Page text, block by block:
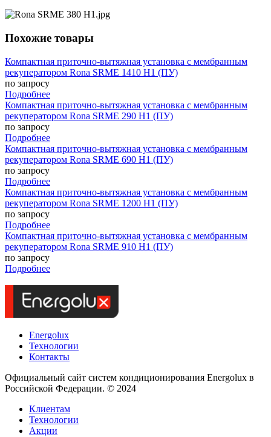
Похожие товары
Компактная приточно-вытяжная установка с мембранным
рекуператором Rona SRME 1410 H1 (ПУ)
по запросу
Подробнее
Компактная приточно-вытяжная установка с мембранным
рекуператором Rona SRME 290 H1 (ПУ)
по запросу
Подробнее
Компактная приточно-вытяжная установка с мембранным
рекуператором Rona SRME 690 H1 (ПУ)
по запросу
Подробнее
Компактная приточно-вытяжная установка с мембранным
рекуператором Rona SRME 1200 H1 (ПУ)
по запросу
Подробнее
Компактная приточно-вытяжная установка с мембранным
рекуператором Rona SRME 910 H1 (ПУ)
по запросу
Подробнее
Energolux
Технологии
Контакты
Официальный сайт систем кондиционирования Energolux в
Российской Федерации. © 2024
Клиентам
Технологии
Акции